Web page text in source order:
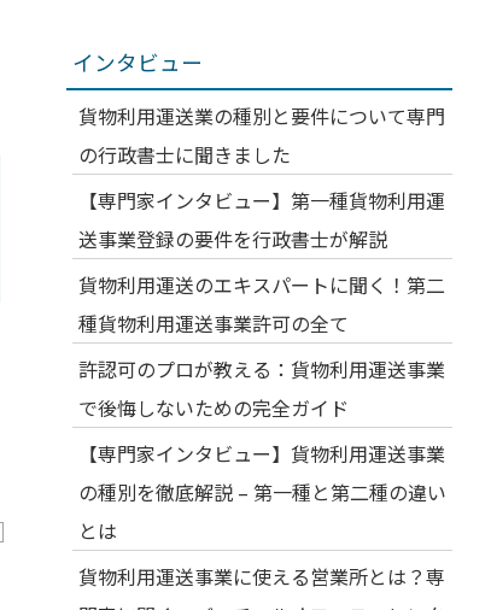
インタビュー
貨物利用運送業の種別と要件について専門
の行政書士に聞きました
【専門家インタビュー】第一種貨物利用運
送事業登録の要件を行政書士が解説
貨物利用運送のエキスパートに聞く！第二
種貨物利用運送事業許可の全て
許認可のプロが教える：貨物利用運送事業
で後悔しないための完全ガイド
【専門家インタビュー】貨物利用運送事業
の種別を徹底解説 – 第一種と第二種の違い
とは
貨物利用運送事業に使える営業所とは？専